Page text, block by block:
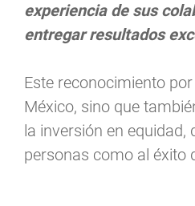
experiencia de sus
entregar resultados
Este reconocimiento
México, sino que
la inversión en
personas como al éxito